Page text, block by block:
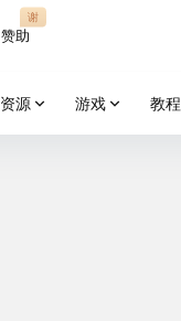
赞助
谢
资源 游戏 教程